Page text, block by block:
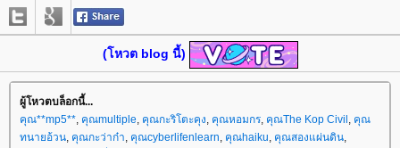
(โหวต blog นี้)
ผู้โหวตบล็อกนี้...
คุณ**mp5**, คุณmultiple, คุณกะริโตะคุง, คุณหอมกร, คุณThe Kop Civil , คุณ
ทนายอ้วน, คุณกะว่าก๋า, คุณcyberlifenlearn, คุณhaiku, คุณสองแผ่นดิน,